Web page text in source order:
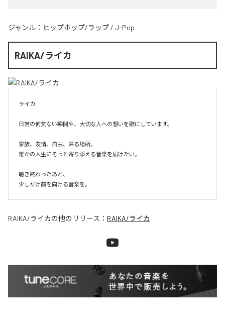
ジャンル： ヒップホップ/ラップ / J-Pop
RAIKA/ライカ
ライカ
日常の何気ない瞬間や、大切な人への想いを歌にしています。
家族、友情、自由、帰る場所。
誰かの人生にそっと寄り添える音楽を届けたい。
聴き終わったあと、
少しだけ前を向ける音楽を。
RAIKA/ライカの他のリリース： RAIKA/ライカ